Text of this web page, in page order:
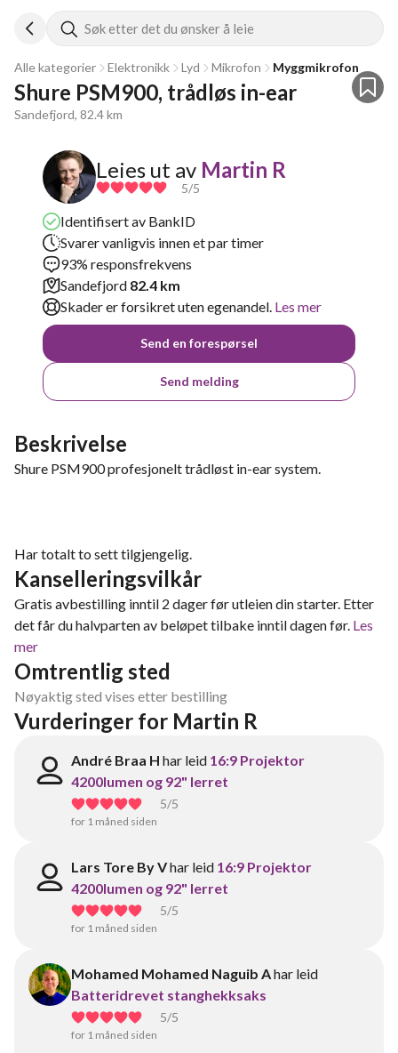
Søk etter det du ønsker å leie
Alle kategorier Elektronikk Lyd Mikrofon Myggmikrofon
Shure PSM900, trådløs in-ear
Sandefjord, 82.4 km
Leies ut av Martin R
5/5
Identifisert av BankID
Svarer vanligvis innen et par timer
93% responsfrekvens
Sandefjord 82.4 km
Skader er forsikret uten egenandel. Les mer
Send en forespørsel
Send melding
Beskrivelse
Shure PSM900 profesjonelt trådløst in-ear system.
Har totalt to sett tilgjengelig.
Kanselleringsvilkår
Gratis avbestilling inntil 2 dager før utleien din starter. Etter
det får du halvparten av beløpet tilbake inntil dagen før. Les
mer
Omtrentlig sted
Nøyaktig sted vises etter bestilling
Vurderinger for Martin R
André Braa H har leid 16:9 Projektor
4200lumen og 92" lerret
5/5
for 1 måned siden
Lars Tore By Vhar leid 16:9 Projektor
4200lumen og 92" lerret
5/5
for 1 måned siden
Mohamed Mohamed Naguib Ahar leid
Batteridrevet stanghekksaks
5/5
for 1 måned siden